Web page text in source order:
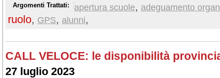
Argomenti Trattati:
apertura scuole, adeguamento
ruolo, GPS, alunni,
CALL VELOCE: le disponibilità
27 luglio 2023